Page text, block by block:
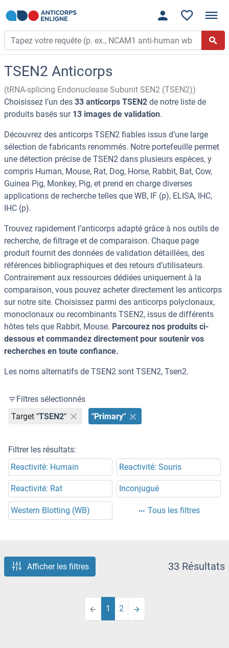
TSEN2 Anticorps
(tRNA-splicing Endonuclease Subunit SEN2 (TSEN2))
Choisissez l’un des 33 anticorps TSEN2 de notre liste de
produits basés sur 13 images de validation.
Découvrez des anticorps TSEN2 fiables issus d’une large
sélection de fabricants renommés. Notre portefeuille permet
une détection précise de TSEN2 dans plusieurs espèces, y
compris Human, Mouse, Rat, Dog, Horse, Rabbit, Bat, Cow,
Guinea Pig, Monkey, Pig, et prend en charge diverses
applications de recherche telles que WB, IF (p), ELISA, IHC,
IHC (p).
Trouvez rapidement l’anticorps adapté grâce à nos outils de
recherche, de filtrage et de comparaison. Chaque page
produit fournit des données de validation détaillées, des
références bibliographiques et des retours d’utilisateurs.
Contrairement aux ressources dédiées uniquement à la
comparaison, vous pouvez acheter directement les anticorps
sur notre site. Choisissez parmi des anticorps polyclonaux,
monoclonaux ou recombinants TSEN2, issus de différents
hôtes tels que Rabbit, Mouse. Parcourez nos produits ci-
dessous et commandez directement pour soutenir vos
recherches en toute confiance.
Les noms alternatifs de TSEN2 sont TSEN2, Tsen2.
Filtres sélectionnés
Target "TSEN2" "Primary"
Filtrer les résultats:
Reactivité: Humain
Reactivité: Souris
Reactivité: Rat Inconjugué
Western Blotting (WB) Tous les filtres
Afficher les filtres 33 Résultats
1 2